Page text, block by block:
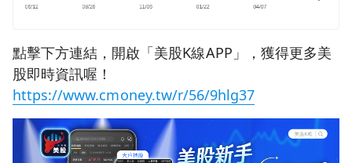
點擊下方連結，開啟「美股K線APP」，獲得更多美
股即時資訊喔！
https://www.cmoney.tw/r/56/9hlg37